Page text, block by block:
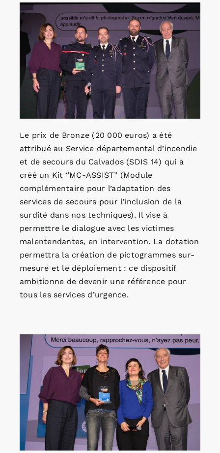
Le prix de Bronze (20 000 euros) a été
attribué au Service départemental d’incendie
et de secours du Calvados (SDIS 14) qui a
créé un Kit “MC-ASSIST” (Module
complémentaire pour l’adaptation des
services de secours pour l’inclusion de la
surdité dans nos techniques). Il vise à
permettre le dialogue avec les victimes
malentendantes, en intervention. La dotation
permettra la création de pictogrammes sur-
mesure et le déploiement : ce dispositif
ambitionne de devenir une référence pour
tous les services d’urgence.